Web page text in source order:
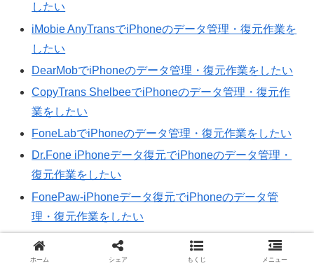
したい
iMobie AnyTransでiPhoneのデータ管理・復元作業を
したい
DearMobでiPhoneのデータ管理・復元作業をしたい
CopyTrans ShelbeeでiPhoneのデータ管理・復元作
業をしたい
FoneLabでiPhoneのデータ管理・復元作業をしたい
Dr.Fone iPhoneデータ復元でiPhoneのデータ管理・
復元作業をしたい
FonePaw-iPhoneデータ復元でiPhoneのデータ管
理・復元作業をしたい
Tenorshare UltDataでiPhoneのデータ管理・復元作業
をしたい
ホーム シェア もくじ メニュー